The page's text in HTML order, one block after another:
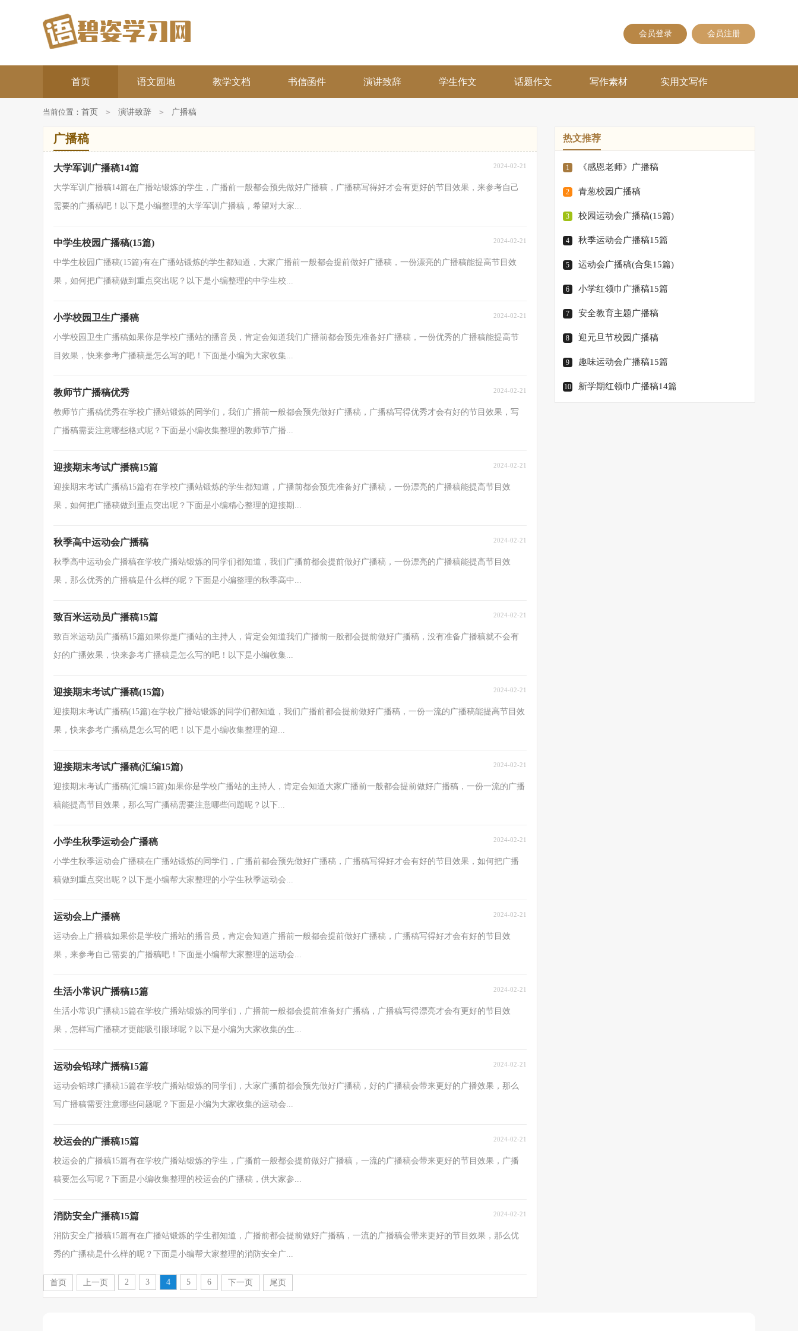
会员登录 会员注册
首页 语文园地 教学文档 书信函件 演讲致辞 学生作文 话题作文 写作素材 实用文写作
当前位置： 首页 > 演讲致辞 > 广播稿
广播稿
大学军训广播稿14篇 2024-02-21
大学军训广播稿14篇在广播站锻炼的学生，广播前一般都会预先做好广播稿，广播稿写得好才会有更好的节目效果，来参考自己
需要的广播稿吧！以下是小编整理的大学军训广播稿，希望对大家...
中学生校园广播稿(15篇) 2024-02-21
中学生校园广播稿(15篇)有在广播站锻炼的学生都知道，大家广播前一般都会提前做好广播稿，一份漂亮的广播稿能提高节目效
果，如何把广播稿做到重点突出呢？以下是小编整理的中学生校...
小学校园卫生广播稿 2024-02-21
小学校园卫生广播稿如果你是学校广播站的播音员，肯定会知道我们广播前都会预先准备好广播稿，一份优秀的广播稿能提高节
目效果，快来参考广播稿是怎么写的吧！下面是小编为大家收集...
教师节广播稿优秀 2024-02-21
教师节广播稿优秀在学校广播站锻炼的同学们，我们广播前一般都会预先做好广播稿，广播稿写得优秀才会有好的节目效果，写
广播稿需要注意哪些格式呢？下面是小编收集整理的教师节广播...
迎接期末考试广播稿15篇 2024-02-21
迎接期末考试广播稿15篇有在学校广播站锻炼的学生都知道，广播前都会预先准备好广播稿，一份漂亮的广播稿能提高节目效
果，如何把广播稿做到重点突出呢？下面是小编精心整理的迎接期...
秋季高中运动会广播稿 2024-02-21
秋季高中运动会广播稿在学校广播站锻炼的同学们都知道，我们广播前都会提前做好广播稿，一份漂亮的广播稿能提高节目效
果，那么优秀的广播稿是什么样的呢？下面是小编整理的秋季高中...
致百米运动员广播稿15篇 2024-02-21
致百米运动员广播稿15篇如果你是广播站的主持人，肯定会知道我们广播前一般都会提前做好广播稿，没有准备广播稿就不会有
好的广播效果，快来参考广播稿是怎么写的吧！以下是小编收集...
迎接期末考试广播稿(15篇) 2024-02-21
迎接期末考试广播稿(15篇)在学校广播站锻炼的同学们都知道，我们广播前都会提前做好广播稿，一份一流的广播稿能提高节目效
果，快来参考广播稿是怎么写的吧！以下是小编收集整理的迎...
迎接期末考试广播稿(汇编15篇) 2024-02-21
迎接期末考试广播稿(汇编15篇)如果你是学校广播站的主持人，肯定会知道大家广播前一般都会提前做好广播稿，一份一流的广播
稿能提高节目效果，那么写广播稿需要注意哪些问题呢？以下...
小学生秋季运动会广播稿 2024-02-21
小学生秋季运动会广播稿在广播站锻炼的同学们，广播前都会预先做好广播稿，广播稿写得好才会有好的节目效果，如何把广播
稿做到重点突出呢？以下是小编帮大家整理的小学生秋季运动会...
运动会上广播稿 2024-02-21
运动会上广播稿如果你是学校广播站的播音员，肯定会知道广播前一般都会提前做好广播稿，广播稿写得好才会有好的节目效
果，来参考自己需要的广播稿吧！下面是小编帮大家整理的运动会...
生活小常识广播稿15篇 2024-02-21
生活小常识广播稿15篇在学校广播站锻炼的同学们，广播前一般都会提前准备好广播稿，广播稿写得漂亮才会有更好的节目效
果，怎样写广播稿才更能吸引眼球呢？以下是小编为大家收集的生...
运动会铅球广播稿15篇 2024-02-21
运动会铅球广播稿15篇在学校广播站锻炼的同学们，大家广播前都会预先做好广播稿，好的广播稿会带来更好的广播效果，那么
写广播稿需要注意哪些问题呢？下面是小编为大家收集的运动会...
校运会的广播稿15篇 2024-02-21
校运会的广播稿15篇有在学校广播站锻炼的学生，广播前一般都会提前做好广播稿，一流的广播稿会带来更好的节目效果，广播
稿要怎么写呢？下面是小编收集整理的校运会的广播稿，供大家参...
消防安全广播稿15篇 2024-02-21
消防安全广播稿15篇有在广播站锻炼的学生都知道，广播前都会提前做好广播稿，一流的广播稿会带来更好的节目效果，那么优
秀的广播稿是什么样的呢？下面是小编帮大家整理的消防安全广...
首页 上一页 2 3 4 5 6 下一页 尾页
热文推荐
1 《感恩老师》广播稿
2 青葱校园广播稿
3 校园运动会广播稿(15篇)
4 秋季运动会广播稿15篇
5 运动会广播稿(合集15篇)
6 小学红领巾广播稿15篇
7 安全教育主题广播稿
8 迎元旦节校园广播稿
9 趣味运动会广播稿15篇
10 新学期红领巾广播稿14篇